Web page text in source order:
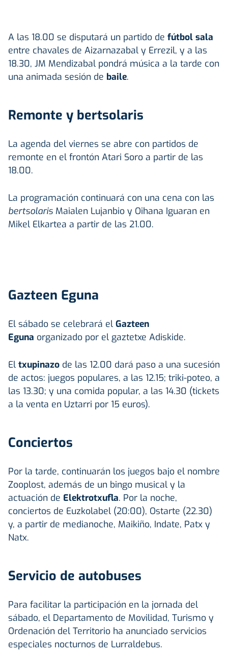
A las 18.00 se disputará un partido de fútbol sala
entre chavales de Aizarnazabal y Errezil, y a las
18.30, JM Mendizabal pondrá música a la tarde con
una animada sesión de baile.
Remonte y bertsolaris
La agenda del viernes se abre con partidos de
remonte en el frontón Atari Soro a partir de las
18.00.
La programación continuará con una cena con las
bertsolaris Maialen Lujanbio y Oihana Iguaran en
Mikel Elkartea a partir de las 21.00.
Gazteen Eguna
El sábado se celebrará el Gazteen
Eguna organizado por el gaztetxe Adiskide.
El txupinazo de las 12.00 dará paso a una sucesión
de actos: juegos populares, a las 12.15; triki-poteo, a
las 13.30; y una comida popular, a las 14.30 (tickets
a la venta en Uztarri por 15 euros).
Conciertos
Por la tarde, continuarán los juegos bajo el nombre
Zooplost, además de un bingo musical y la
actuación de Elektrotxufla. Por la noche,
conciertos de Euzkolabel (20:00), Ostarte (22.30)
y, a partir de medianoche, Maikiño, Indate, Patx y
Natx.
Servicio de autobuses
Para facilitar la participación en la jornada del
sábado, el Departamento de Movilidad, Turismo y
Ordenación del Territorio ha anunciado servicios
especiales nocturnos de Lurraldebus.